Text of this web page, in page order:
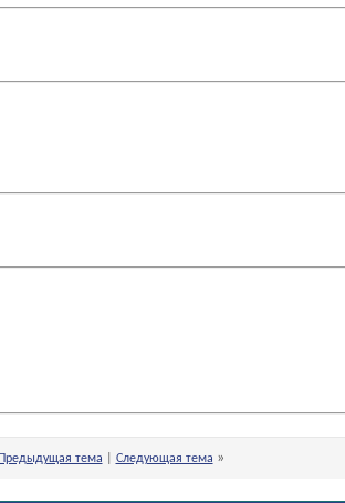
Предыдущая тема Следующая тема »